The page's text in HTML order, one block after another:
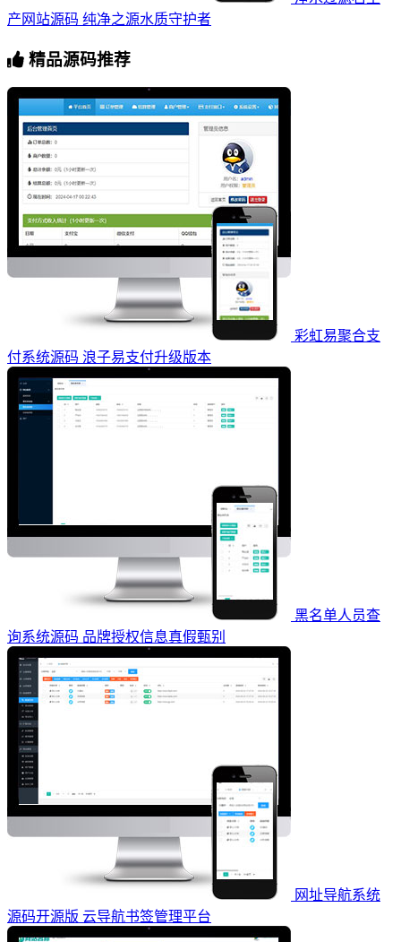
产网站源码 纯净之源水质守护者
精品源码推荐
彩虹易聚合支
付系统源码 浪子易支付升级版本
黑名单人员查
询系统源码 品牌授权信息真假甄别
网址导航系统
源码开源版 云导航书签管理平台